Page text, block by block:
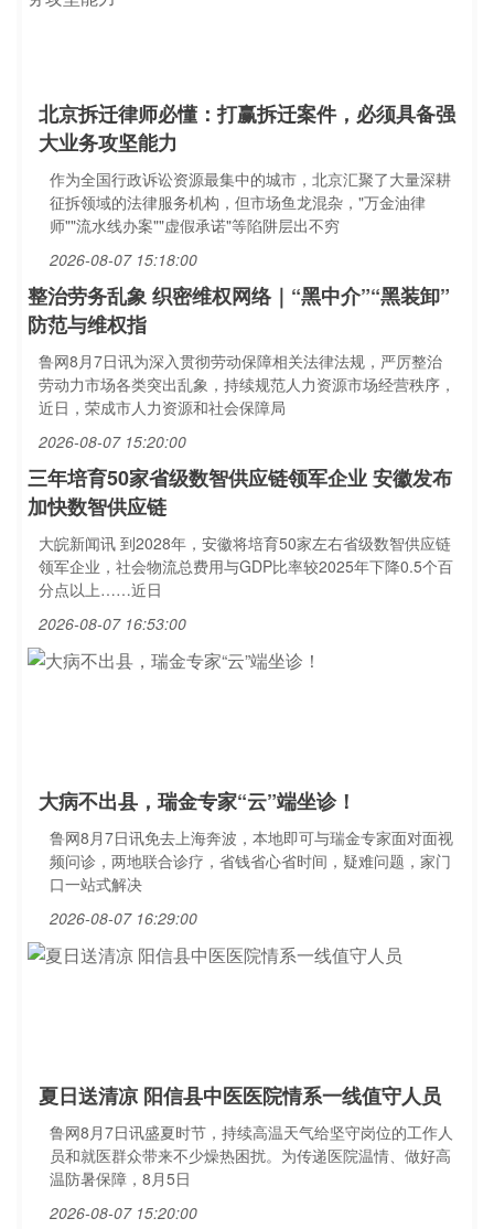
北京拆迁律师必懂：打赢拆迁案件，必须具备强
大业务攻坚能力
作为全国行政诉讼资源最集中的城市，北京汇聚了大量深耕
征拆领域的法律服务机构，但市场鱼龙混杂，"万金油律
师""流水线办案""虚假承诺"等陷阱层出不穷
2026-08-07 15:18:00
整治劳务乱象 织密维权网络｜“黑中介”“黑装卸”
防范与维权指
鲁网8月7日讯为深入贯彻劳动保障相关法律法规，严厉整治
劳动力市场各类突出乱象，持续规范人力资源市场经营秩序，
近日，荣成市人力资源和社会保障局
2026-08-07 15:20:00
三年培育50家省级数智供应链领军企业 安徽发布
加快数智供应链
大皖新闻讯 到2028年，安徽将培育50家左右省级数智供应链
领军企业，社会物流总费用与GDP比率较2025年下降0.5个百
分点以上……近日
2026-08-07 16:53:00
大病不出县，瑞金专家“云”端坐诊！
鲁网8月7日讯免去上海奔波，本地即可与瑞金专家面对面视
频问诊，两地联合诊疗，省钱省心省时间，疑难问题，家门
口一站式解决
2026-08-07 16:29:00
夏日送清凉 阳信县中医医院情系一线值守人员
鲁网8月7日讯盛夏时节，持续高温天气给坚守岗位的工作人
员和就医群众带来不少燥热困扰。为传递医院温情、做好高
温防暑保障，8月5日
2026-08-07 15:20:00